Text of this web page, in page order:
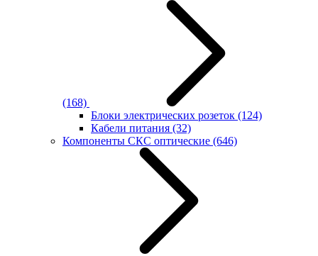
(168)
Блоки электрических розеток (124)
Кабели питания (32)
Компоненты СКС оптические (646)